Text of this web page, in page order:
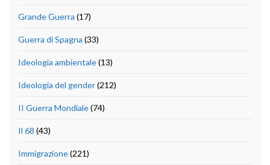
Grande Guerra (17)
Guerra di Spagna (33)
Ideologia ambientale(13)
Ideologia del gender(212)
II Guerra Mondiale(74)
Il 68 (43)
Immigrazione(221)